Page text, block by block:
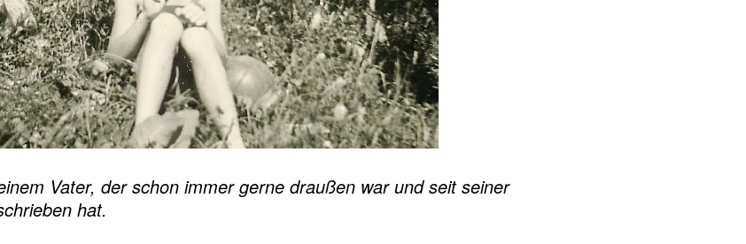
Vater, der schon immer gerne draußen war und seit seiner
hat.